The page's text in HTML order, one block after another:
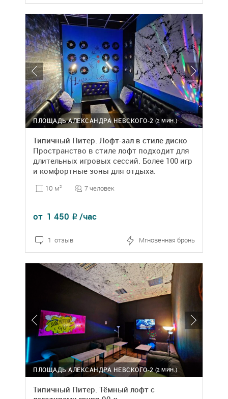
(2 МИН.)
ПЛОЩАДЬ АЛЕКСАНДРА НЕВСКОГО-2
Типичный Питер. Лофт-зал в стиле диско
Пространство в стиле лофт подходит для
длительных игровых сессий. Более 100 игр
и комфортные зоны для отдыха.
10 м2 7 человек
от 1 450 ₽ /час
1 отзыв Мгновенная бронь
(2 МИН.)
ПЛОЩАДЬ АЛЕКСАНДРА НЕВСКОГО-2
Типичный Питер. Тёмный лофт с